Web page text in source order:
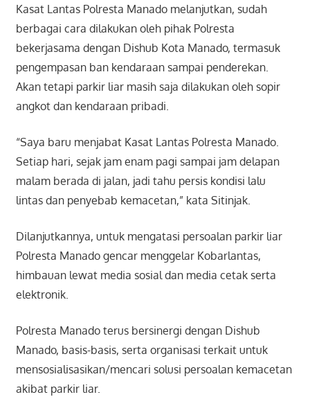
Kasat Lantas Polresta Manado melanjutkan, sudah
berbagai cara dilakukan oleh pihak Polresta
bekerjasama dengan Dishub Kota Manado, termasuk
pengempasan ban kendaraan sampai penderekan.
Akan tetapi parkir liar masih saja dilakukan oleh sopir
angkot dan kendaraan pribadi.
“Saya baru menjabat Kasat Lantas Polresta Manado.
Setiap hari, sejak jam enam pagi sampai jam delapan
malam berada di jalan, jadi tahu persis kondisi lalu
lintas dan penyebab kemacetan,” kata Sitinjak.
Dilanjutkannya, untuk mengatasi persoalan parkir liar
Polresta Manado gencar menggelar Kobarlantas,
himbauan lewat media sosial dan media cetak serta
elektronik.
Polresta Manado terus bersinergi dengan Dishub
Manado, basis-basis, serta organisasi terkait untuk
mensosialisasikan/mencari solusi persoalan kemacetan
akibat parkir liar.